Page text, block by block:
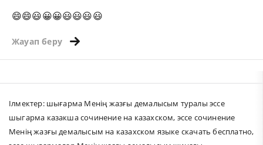
😄😄😃😀😀😃😃😃😃
Жауап беру
Ілмектер: шығарма Менің жазғы демалысым туралы эссе
шыгарма казакша сочинение на казахском, эссе сочинение
Менің жазғы демалысым на казахском языке скачать бесплатно,